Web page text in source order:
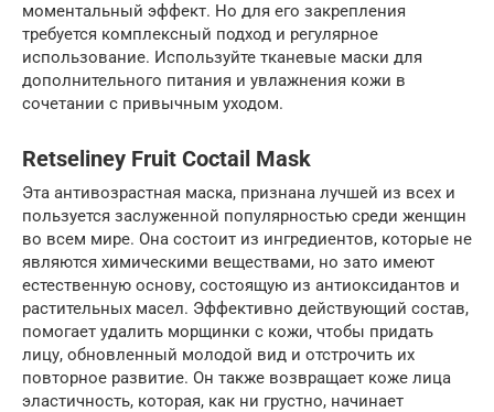
моментальный эффект. Но для его закрепления
требуется комплексный подход и регулярное
использование. Используйте тканевые маски для
дополнительного питания и увлажнения кожи в
сочетании с привычным уходом.
Retseliney Fruit Coctail Mask
Эта антивозрастная маска, признана лучшей из всех и
пользуется заслуженной популярностью среди женщин
во всем мире. Она состоит из ингредиентов, которые не
являются химическими веществами, но зато имеют
естественную основу, состоящую из антиоксидантов и
растительных масел. Эффективно действующий состав,
помогает удалить морщинки с кожи, чтобы придать
лицу, обновленный молодой вид и отстрочить их
повторное развитие. Он также возвращает коже лица
эластичность, которая, как ни грустно, начинает